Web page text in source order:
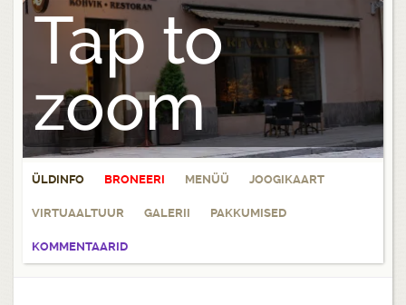
Tap to
zoom
ÜLDINFO BRONEERI MENÜÜ JOOGIKAART
VIRTUAALTUUR GALERII PAKKUMISED
KOMMENTAARID